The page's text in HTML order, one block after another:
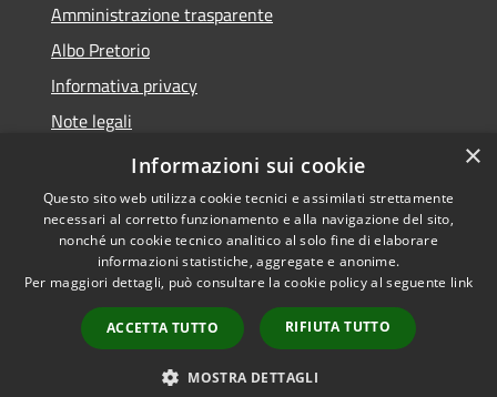
Amministrazione trasparente
Albo Pretorio
Informativa privacy
Note legali
Dichiarazione di accessibilità
Accessibilità
Copyright © 2026 • Comune di
Mussolente • Powered by
Municipium•
Accesso
redazione
×
Informazioni sui cookie
Questo sito web utilizza cookie tecnici e assimilati strettamente
necessari al corretto funzionamento e alla navigazione del sito,
nonché un cookie tecnico analitico al solo fine di elaborare
informazioni statistiche, aggregate e anonime.
Per maggiori dettagli, può consultare la cookie policy al seguente link
ACCETTA TUTTO RIFIUTA TUTTO
MOSTRA DETTAGLI